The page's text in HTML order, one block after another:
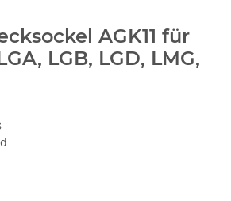
AGK11 für
LGB, LGD, LMG,